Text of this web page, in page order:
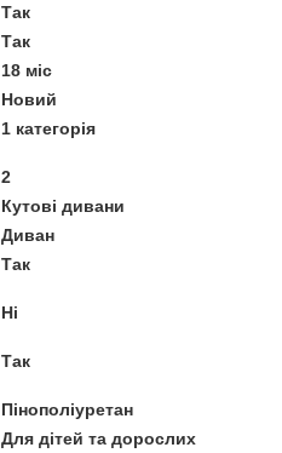
Так
Так
18 міс
Новий
1 категорія
2
Кутові дивани
Диван
Так
Ні
Так
Пінополіуретан
Для дітей та дорослих